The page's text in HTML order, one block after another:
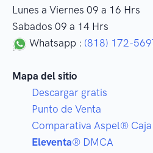
Lunes a Viernes 09 a 16 Hrs
Sabados 09 a 14 Hrs
Whatsapp : (818) 172-
Mapa del sitio
Descargar gratis
Punto de Venta
Comparativa Aspel® Caja
Eleventa® DMCA